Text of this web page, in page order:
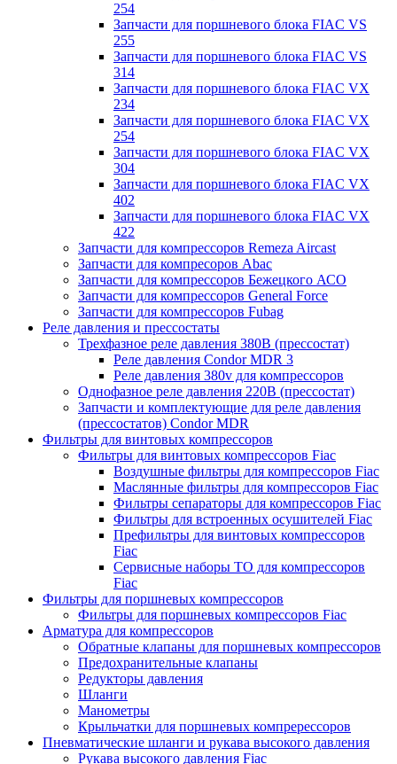
254
Запчасти для поршневого блока FIAC VS
255
Запчасти для поршневого блока FIAC VS
314
Запчасти для поршневого блока FIAC VX
234
Запчасти для поршневого блока FIAC VX
254
Запчасти для поршневого блока FIAC VX
304
Запчасти для поршневого блока FIAC VX
402
Запчасти для поршневого блока FIAC VX
422
Запчасти для компрессоров Remeza Aircast
Запчасти для компресоров Abac
Запчасти для компрессоров Бежецкого АСО
Запчасти для компрессоров General Force
Запчасти для компрессоров Fubag
Реле давления и прессостаты
Трехфазное реле давления 380В (прессостат)
Реле давления Condor MDR 3
Реле давления 380v для компрессоров
Однофазное реле давления 220В (прессостат)
Запчасти и комплектующие для реле давления
(прессостатов) Condor MDR
Фильтры для винтовых компрессоров
Фильтры для винтовых компрессоров Fiac
Воздушные фильтры для компрессоров Fiac
Маслянные фильтры для компрессоров Fiac
Фильтры сепараторы для компрессоров Fiac
Фильтры для встроенных осушителей Fiac
Префильтры для винтовых компрессоров
Fiac
Сервисные наборы ТО для компрессоров
Fiac
Фильтры для поршневых компрессоров
Фильтры для поршневых компрессоров Fiac
Арматура для компрессоров
Обратные клапаны для поршневых компрессоров
Предохранительные клапаны
Редукторы давления
Шланги
Манометры
Крыльчатки для поршневых компререссоров
Пневматические шланги и рукава высокого давления
Рукава высокого давления Fiac